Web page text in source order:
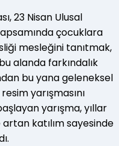
23 Nisan Ulusal
çocuklara
mesleğini tanıtmak,
alanda farkındalık
bu yana geleneksel
yarışmasını
yarışma, yıllar
katılım sayesinde